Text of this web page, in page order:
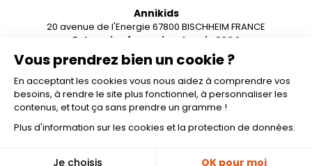
Vous prendrez bien un cookie ?
En acceptant les cookies vous nous aidez à comprendre vos
besoins, à rendre le site plus fonctionnel, à personnaliser les
contenus, et tout ça sans prendre un gramme !
Plus d'information sur les cookies et la protection de données.
Je choisis OK pour moi
Annikids
20 avenue de l'Energie 67800 BISCHHEIM FRANCE
Entreprise française depuis 2004